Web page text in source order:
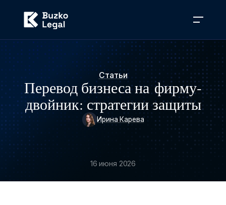
Статьи
Перевод бизнеса на фирму-
двойник: стратегии защиты
Ирина Карева
16 июня 2026